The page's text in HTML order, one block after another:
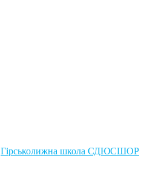
Гірськолижна школа СДЮСШОР